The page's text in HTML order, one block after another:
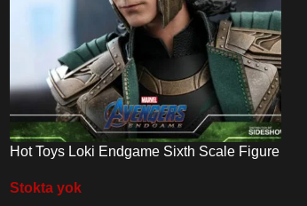
Hot Toys Loki Endgame Sixth Scale Figure
Stokta yok